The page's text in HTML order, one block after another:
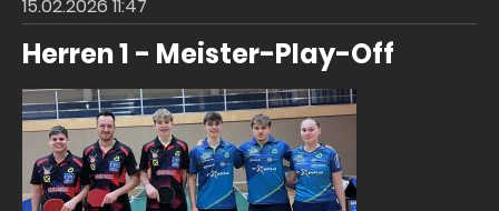
15.02.2026 11:47
Herren 1 - Meister-Play-Off